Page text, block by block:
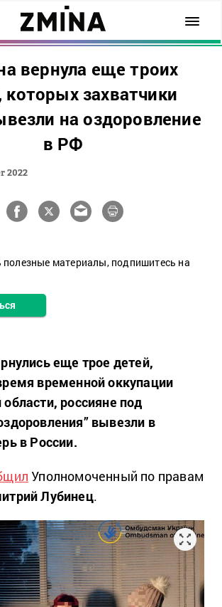
вернула еще троих
которых захватчики
на оздоровление
в РФ
2022
материалы, подпишитесь на
еще трое детей,
временной оккупации
россияне под
вывезли в
в России.
Уполномоченный по правам
Лубинец.